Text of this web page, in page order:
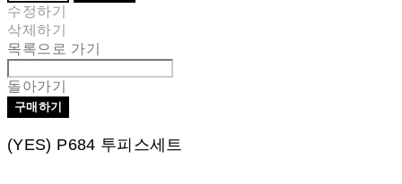
수정하기
삭제하기
목록으로 가기
돌아가기
구매하기
(YES) P684 투피스세트